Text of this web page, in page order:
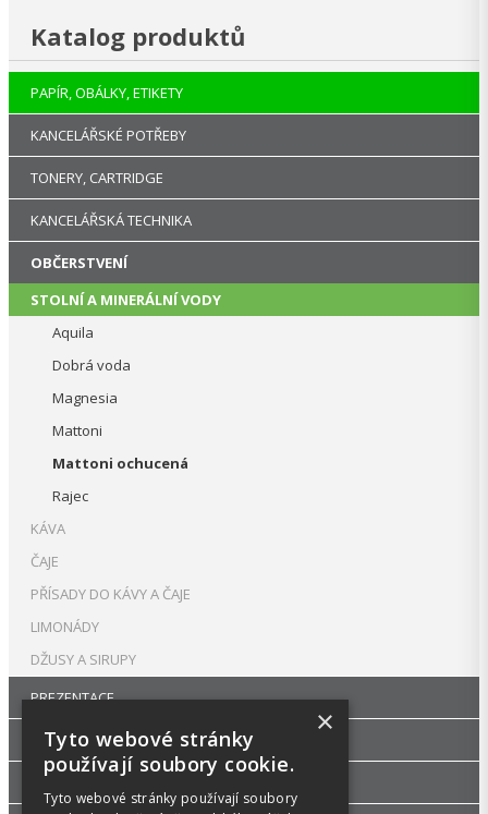
Katalog produktů
PAPÍR, OBÁLKY, ETIKETY
KANCELÁŘSKÉ POTŘEBY
TONERY, CARTRIDGE
KANCELÁŘSKÁ TECHNIKA
OBČERSTVENÍ
STOLNÍ A MINERÁLNÍ VODY
Aquila
Dobrá voda
Magnesia
Mattoni
Mattoni ochucená
Rajec
KÁVA
ČAJE
PŘÍSADY DO KÁVY A ČAJE
LIMONÁDY
DŽUSY A SIRUPY
PREZENTACE
DROGERIE
KANCELÁŘSKÝ NÁBYTEK
×
Tyto webové stránky
používají soubory cookie.
Tyto webové stránky používají soubory